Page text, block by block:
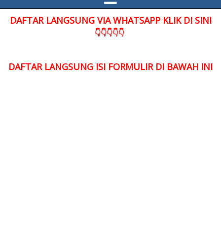
DAFTAR LANGSUNG VIA WHATSAPP KLIK DI SINI
👇👇👇👇👇
DAFTAR LANGSUNG ISI FORMULIR DI BAWAH INI